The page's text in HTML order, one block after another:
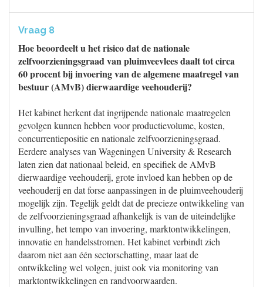
Vraag 8
Hoe beoordeelt u het risico dat de nationale
zelfvoorzieningsgraad van pluimveevlees daalt tot circa
60 procent bij invoering van de algemene maatregel van
bestuur (AMvB) dierwaardige veehouderij?
Het kabinet herkent dat ingrijpende nationale maatregelen
gevolgen kunnen hebben voor productievolume, kosten,
concurrentiepositie en nationale zelfvoorzieningsgraad.
Eerdere analyses van Wageningen University & Research
laten zien dat nationaal beleid, en specifiek de AMvB
dierwaardige veehouderij, grote invloed kan hebben op de
veehouderij en dat forse aanpassingen in de pluimveehouderij
mogelijk zijn. Tegelijk geldt dat de precieze ontwikkeling van
de zelfvoorzieningsgraad afhankelijk is van de uiteindelijke
invulling, het tempo van invoering, marktontwikkelingen,
innovatie en handelsstromen. Het kabinet verbindt zich
daarom niet aan één sectorschatting, maar laat de
ontwikkeling wel volgen, juist ook via monitoring van
marktontwikkelingen en randvoorwaarden.